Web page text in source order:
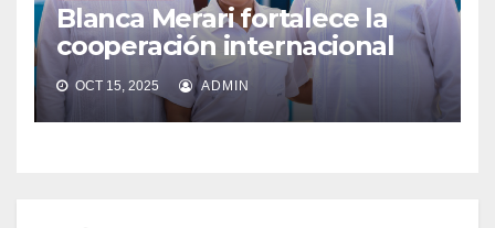
Blanca Merari fortalece la
cooperación internacional
OCT 15, 2025 ADMIN